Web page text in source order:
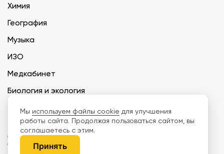
Химия
География
Музыка
ИЗО
Медкабинет
Биология и экология
Технология
ООО «Дети наше будущее» ИНН 6671165273 ОГРН 1216600030250 КПП
667101001 БИК 046577674
Мы используем файлы cookie для улучшения
работы сайта. Продолжая пользоваться сайтом, вы
соглашаетесь с этим.
Принять